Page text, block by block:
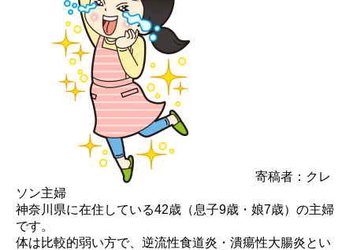
寄稿者：クレ
ソン主婦
神奈川県に在住している42歳（息子9歳・娘7歳）の主婦
です。
体は比較的弱い方で、逆流性食道炎・潰瘍性大腸炎とい